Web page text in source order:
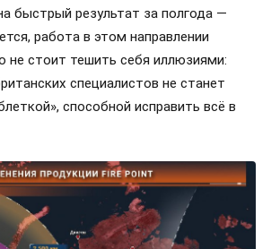
быстрый результат за полгода —
работа в этом направлении
не стоит тешить себя иллюзиями:
специалистов не станет
способной исправить всё в